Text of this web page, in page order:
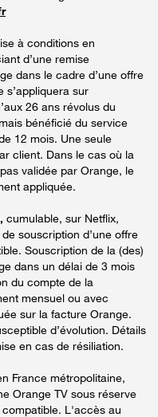
à conditions en
d’une remise
dans le cadre d’une offre
s’appliquera sur
26 ans révolus du
bénéficié du service
12 mois. Une seule
client. Dans le cas où la
validée par Orange, le
appliquée.
cumulable, sur Netflix,
souscription d’une offre
Souscription de la (des)
dans un délai de 3 mois
du compte de la
mensuel ou avec
sur la facture Orange.
d’évolution. Détails
en cas de résiliation.
France métropolitaine,
Orange TV sous réserve
L'accès au